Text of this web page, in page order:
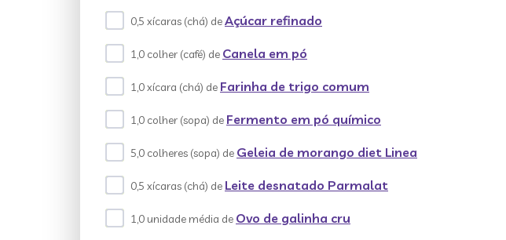
0,5 xícaras (chá) deAçúcar refinado
1,0 colher (café) de Canela em pó
1,0 xícara (chá) de Farinha de trigo comum
1,0 colher (sopa) de Fermento em pó químico
5,0 colheres (sopa) de Geleia de morango diet Linea
0,5 xícaras (chá) de Leite desnatado Parmalat
1,0 unidade média de Ovo de galinha cru